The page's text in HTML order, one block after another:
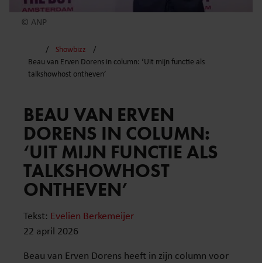
© ANP
Showbizz
Beau van Erven Dorens in column: ‘Uit mijn functie als
talkshowhost ontheven’
BEAU VAN ERVEN
DORENS IN COLUMN:
‘UIT MIJN FUNCTIE ALS
TALKSHOWHOST
ONTHEVEN’
Tekst: Evelien Berkemeijer
22 april 2026
Beau van Erven Dorens heeft in zijn column voor